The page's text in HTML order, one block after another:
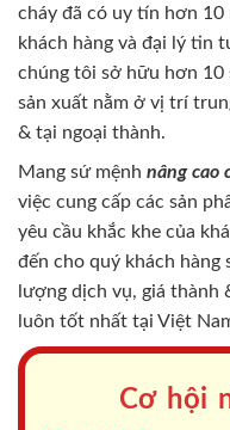
cháy đã có uy tín hơn
khách hàng và đại lý tin
chúng tôi sở hữu hơn 10
sản xuất nằm ở vị trí
& tại ngoại thành.
Mang sứ mệnh nâng cao
việc cung cấp các sản
yêu cầu khắc khe của
đến cho quý khách
lượng dịch vụ, giá thành
luôn tốt nhất tại Việt
Cơ hội